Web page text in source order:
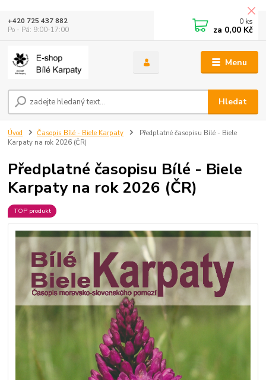
Menu
Hledat
+420 725 437 882
Po - Pá: 9:00-17:00
0 ks
za 0,00 Kč
Úvod Časopis Bílé - Biele Karpaty
Předplatné časopisu Bílé - Biele
Karpaty na rok 2026 (ČR)
Předplatné časopisu Bílé - Biele
Karpaty na rok 2026 (ČR)
TOP produkt